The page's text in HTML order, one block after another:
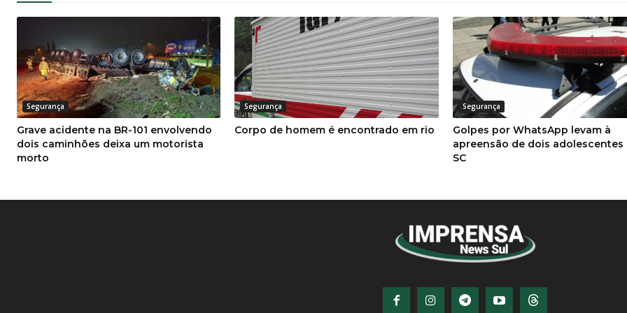
Segurança
Grave acidente na BR-101 envolvendo
dois caminhões deixa um motorista
morto
Segurança
Corpo de homem é encontrado em rio
Segurança
Golpes por WhatsApp levam à
apreensão de dois adolescentes
SC